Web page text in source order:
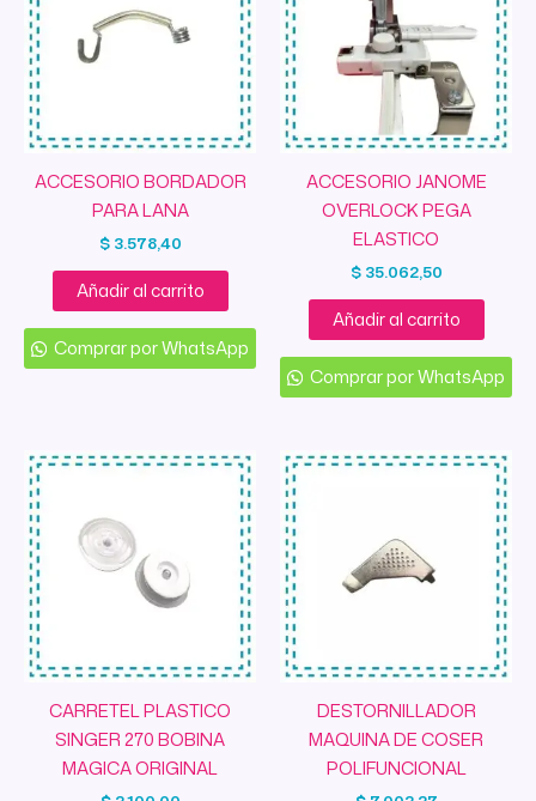
ACCESORIO BORDADOR
PARA LANA
$3.578,40
Añadir al carrito
Comprar por WhatsApp
ACCESORIO JANOME
OVERLOCK PEGA
ELASTICO
$35.062,50
Añadir al carrito
Comprar por WhatsApp
CARRETEL PLASTICO
SINGER 270 BOBINA
MAGICA ORIGINAL
DESTORNILLADOR
MAQUINA DE COSER
POLIFUNCIONAL